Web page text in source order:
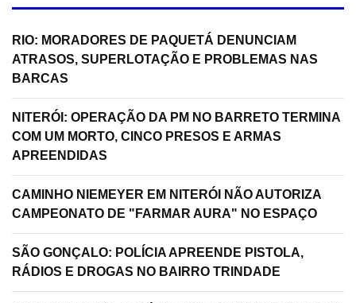
RIO: MORADORES DE PAQUETÁ DENUNCIAM
ATRASOS, SUPERLOTAÇÃO E PROBLEMAS NAS
BARCAS
NITERÓI: OPERAÇÃO DA PM NO BARRETO TERMINA
COM UM MORTO, CINCO PRESOS E ARMAS
APREENDIDAS
CAMINHO NIEMEYER EM NITERÓI NÃO AUTORIZA
CAMPEONATO DE "FARMAR AURA" NO ESPAÇO
SÃO GONÇALO: POLÍCIA APREENDE PISTOLA,
RÁDIOS E DROGAS NO BAIRRO TRINDADE